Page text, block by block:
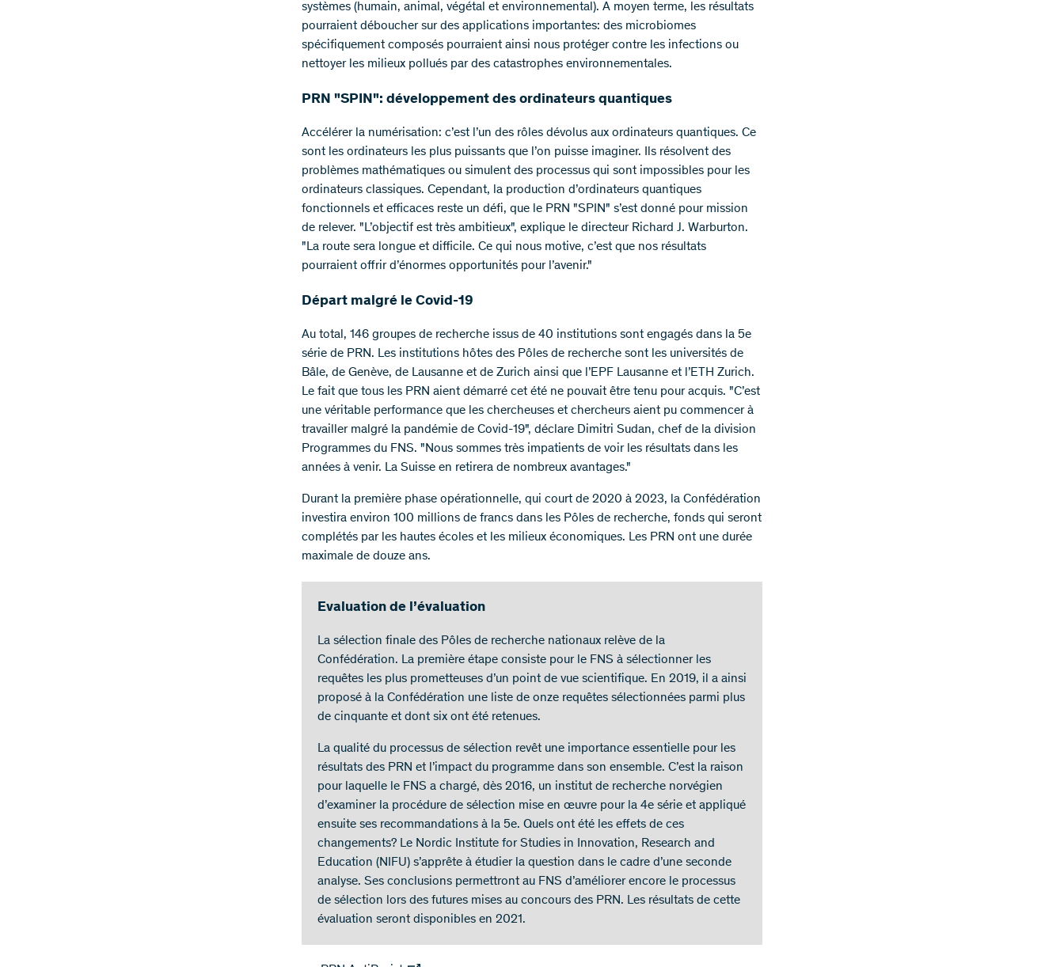
systèmes (humain, animal, végétal et environnemental). A moyen terme, les résultats
pourraient déboucher sur des applications importantes: des microbiomes
spécifiquement composés pourraient ainsi nous protéger contre les infections ou
nettoyer les milieux pollués par des catastrophes environnementales.
PRN "SPIN": développement des ordinateurs quantiques
Accélérer la numérisation: c’est l’un des rôles dévolus aux ordinateurs quantiques. Ce
sont les ordinateurs les plus puissants que l’on puisse imaginer. Ils résolvent des
problèmes mathématiques ou simulent des processus qui sont impossibles pour les
ordinateurs classiques. Cependant, la production d’ordinateurs quantiques
fonctionnels et efficaces reste un défi, que le PRN "SPIN" s’est donné pour mission
de relever. "L’objectif est très ambitieux", explique le directeur Richard J. Warburton.
"La route sera longue et difficile. Ce qui nous motive, c’est que nos résultats
pourraient offrir d’énormes opportunités pour l’avenir."
Départ malgré le Covid-19
Au total, 146 groupes de recherche issus de 40 institutions sont engagés dans la 5e
série de PRN. Les institutions hôtes des Pôles de recherche sont les universités de
Bâle, de Genève, de Lausanne et de Zurich ainsi que l’EPF Lausanne et l’ETH Zurich.
Le fait que tous les PRN aient démarré cet été ne pouvait être tenu pour acquis. "C’est
une véritable performance que les chercheuses et chercheurs aient pu commencer à
travailler malgré la pandémie de Covid-19", déclare Dimitri Sudan, chef de la division
Programmes du FNS. "Nous sommes très impatients de voir les résultats dans les
années à venir. La Suisse en retirera de nombreux avantages."
Durant la première phase opérationnelle, qui court de 2020 à 2023, la Confédération
investira environ 100 millions de francs dans les Pôles de recherche, fonds qui seront
complétés par les hautes écoles et les milieux économiques. Les PRN ont une durée
maximale de douze ans.
Evaluation de l’évaluation
La sélection finale des Pôles de recherche nationaux relève de la
Confédération. La première étape consiste pour le FNS à sélectionner les
requêtes les plus prometteuses d’un point de vue scientifique. En 2019, il a ainsi
proposé à la Confédération une liste de onze requêtes sélectionnées parmi plus
de cinquante et dont six ont été retenues.
La qualité du processus de sélection revêt une importance essentielle pour les
résultats des PRN et l’impact du programme dans son ensemble. C’est la raison
pour laquelle le FNS a chargé, dès 2016, un institut de recherche norvégien
d’examiner la procédure de sélection mise en œuvre pour la 4e série et appliqué
ensuite ses recommandations à la 5e. Quels ont été les effets de ces
changements? Le Nordic Institute for Studies in Innovation, Research and
Education (NIFU) s’apprête à étudier la question dans le cadre d’une seconde
analyse. Ses conclusions permettront au FNS d’améliorer encore le processus
de sélection lors des futures mises au concours des PRN. Les résultats de cette
évaluation seront disponibles en 2021.